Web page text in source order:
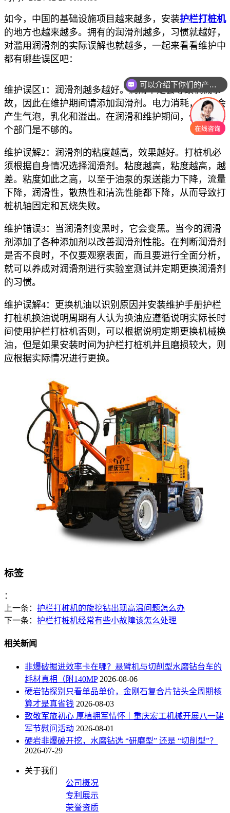
如今，中国的基础设施项目越来越多，安装护栏打桩机
的地方也越来越多。拥有的润滑剂越多，习惯就越好，
对滥用润滑剂的实际误解也就越多，一起来看看维护中
都有哪些误区吧：
维护误区1：润滑剂越多越好。润滑不足会导致机械事
故，因此在维护期间请添加润滑剂。电力消耗，机油会
产生气泡，乳化和溢出。在润滑和维护期间，仅润滑每
个部门是不够的。
维护误解2：润滑剂的粘度越高，效果越好。打桩机必
须根据自身情况选择润滑剂。粘度越高，粘度越高，越
差。粘度如此之高，以至于油泵的泵送能力下降，流量
下降，润滑性，散热性和清洗性能都下降，从而导致打
桩机轴固定和瓦烧失败。
维护错误3：当润滑剂变黑时，它会变黑。当今的润滑
剂添加了各种添加剂以改善润滑剂性能。在判断润滑剂
是否不良时，不仅要观察表面，而且要进行全面分析，
就可以养成对润滑剂进行实验室测试并定期更换润滑剂
的习惯。
维护误解4：更换机油以识别原因并安装维护手册护栏
打桩机换油说明周期有人认为换油应遵循说明实际长时
间使用护栏打桩机否则，可以根据说明定期更换机械换
油，但是如果安装时间为护栏打桩机并且磨损较大，则
应根据实际情况进行更换。
标签
：
上一条： 护栏打桩机的旋挖钻出现高温问题怎么办
下一条： 护栏打桩机经常有些小故障该怎么处理
相关新闻
非爆破掘进效率卡在哪？悬臂机与切削型水磨钻台车的
耗材真相（附140MP 2026-08-06
硬岩钻探别只看单品单价，金刚石复合片钻头全周期核
算才是真省钱 2026-08-03
致敬军旅初心 厚植拥军情怀｜重庆宏工机械开展八一建
军节慰问活动 2026-08-01
硬岩非爆破开挖，水磨钻选 “研磨型” 还是 “切削型”？
2026-07-29
关于我们
公司概况
专利展示
荣誉资质
可以介绍下你们的产品么